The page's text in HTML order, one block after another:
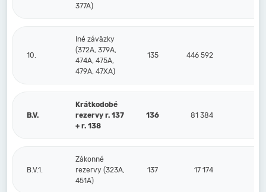
377A)
10.
Iné záväzky
(372A, 379A,
474A, 475A,
479A, 47XA)
135 446 592
B.V.
Krátkodobé
rezervy r. 137
+ r. 138
136 81 384
B.V.1.
Zákonné
rezervy (323A,
451A)
137 17 174